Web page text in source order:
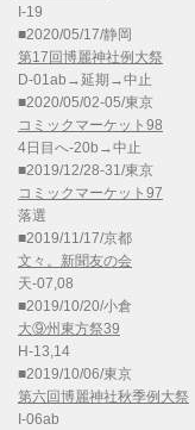
I-19
■2020/05/17/静岡
第17回博麗神社例大祭
D-01ab→延期→中止
■2020/05/02-05/東京
コミックマーケット98
4日目へ-20b→中止
■2019/12/28-31/東京
コミックマーケット97
落選
■2019/11/17/京都
文々。新聞友の会
天-07,08
■2019/10/20/小倉
大⑨州東方祭39
H-13,14
■2019/10/06/東京
第六回博麗神社秋季例大祭
I-06ab